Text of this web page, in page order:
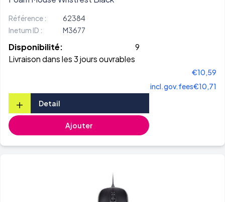
Référence :
62384
Inetum ID :
M3677
Disponibilité:
9
Livraison dans les 3 jours ouvrables
€10,59
incl.gov.fees€10,71
+ Detail
Ajouter